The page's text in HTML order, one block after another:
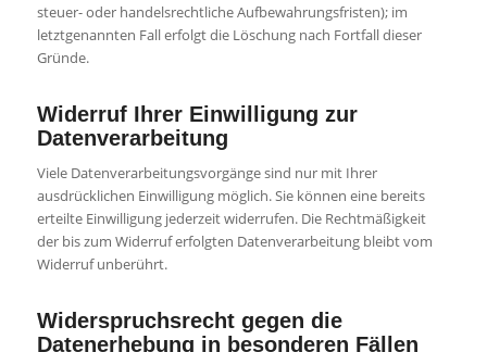
steuer- oder handelsrechtliche Aufbewahrungsfristen); im
letztgenannten Fall erfolgt die Löschung nach Fortfall dieser
Gründe.
Widerruf Ihrer Einwilligung zur
Datenverarbeitung
Viele Datenverarbeitungsvorgänge sind nur mit Ihrer
ausdrücklichen Einwilligung möglich. Sie können eine bereits
erteilte Einwilligung jederzeit widerrufen. Die Rechtmäßigkeit
der bis zum Widerruf erfolgten Datenverarbeitung bleibt vom
Widerruf unberührt.
Widerspruchsrecht gegen die
Datenerhebung in besonderen Fällen